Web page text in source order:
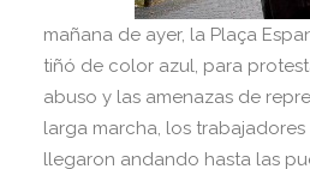
mañana de ayer, la Plaça
tiñó de color azul, para
abuso y las amenazas de
larga marcha, los
llegaron andando hasta las